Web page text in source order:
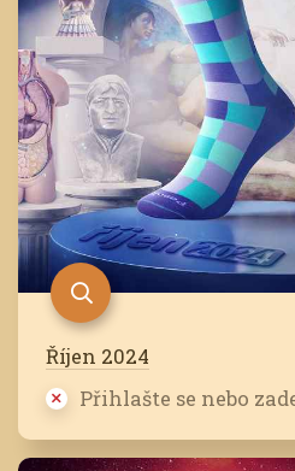
Říjen 2024
Přihlašte se nebo